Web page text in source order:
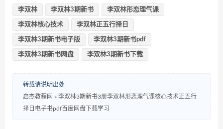
李双林 李双林3期新书 李双林形恋理气课
李双林核心技术 李双林正五行择日
李双林3期新书电子版 李双林3期新书pdf
李双林3期新书网盘 李双林3期新书下载
转载请说明出处
启杰教程网 » 李双林3期新书3册李双林形恋理气课核心技术正五行
择日电子书pdf百度网盘下载学习